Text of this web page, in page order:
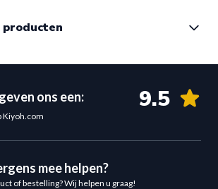
ons een:
Kiyoh.com
9.5
mee helpen?
of bestelling? Wij helpen u graag!